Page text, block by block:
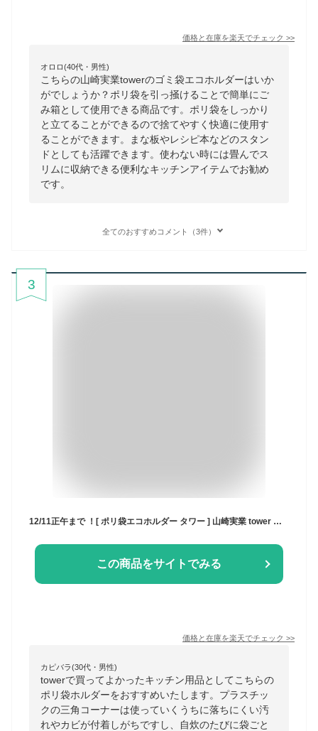
価格と在庫を楽天でチェック >>
オロロ(40代・男性)
こちらの山崎実業towerのゴミ袋エコホルダーはいか
がでしょうか？ポリ袋を引っ掻けることで簡単にご
み箱として使用できる商品です。ポリ袋をしっかり
と立てることができるので捨てやすく快適に使用す
ることができます。まな板やレシピ本などのスタン
ドとしても活躍できます。使わない時には畳んでス
リムに収納できる便利なキッチンアイテムでお勧め
です。
全てのおすすめコメント（3件）
3
12/11正午まで ！[ ポリ袋エコホルダー タワー ] 山崎実業 tower ホワイト/ブラック 6787 6788 ゴミ袋ホルダー スタンド テーブル ゴミ箱 ごみ箱 卓上 生ゴミ エコホルダー 三角コーナー 流し台 シンク上 キッチン 用品 グラススタンド タワーシリーズ JGS
この商品をサイトでみる
価格と在庫を楽天でチェック >>
カピバラ(30代・男性)
towerで買ってよかったキッチン用品としてこちらの
ポリ袋ホルダーをおすすめいたします。プラスチッ
クの三角コーナーは使っていくうちに落ちにくい汚
れやカビが付着しがちですし、自炊のたびに袋ごと